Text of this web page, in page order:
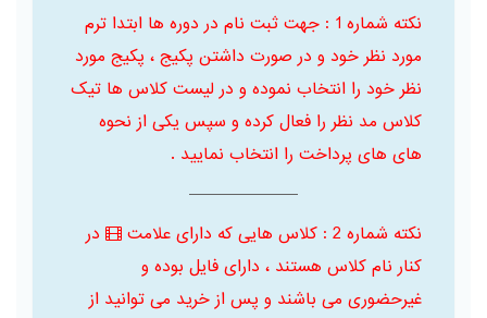
نکته شماره 1 : جهت ثبت نام در دوره ها ابتدا ترم
مورد نظر خود و در صورت داشتن پکیج ، پکیج مورد
نظر خود را انتخاب نموده و در لیست کلاس ها تیک
کلاس مد نظر را فعال کرده و سپس یکی از نحوه
های های پرداخت را انتخاب نمایید .
نکته شماره 2 : کلاس هایی که دارای علامت
در
کنار نام کلاس هستند ، دارای فایل بوده و
غیرحضوری می باشند و پس از خرید می توانید از